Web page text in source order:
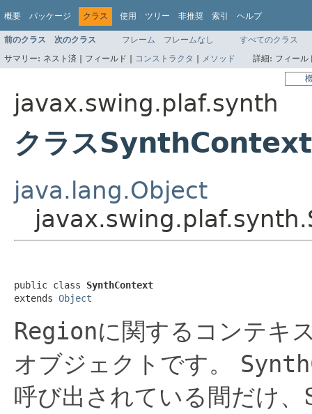
概要 パッケージ クラス 使用 ツリー 非推奨 索引 ヘルプ
前のクラス 次のクラス フレーム フレームなし
すべてのクラス
サマリー: ネスト済 | フィールド | コンストラクタ | メソッド 詳細: フィー
javax.swing.plaf.synth
クラスSynthContext
java.lang.Object
public class SynthContext
extends Object
Regionに関するコンテキ
オブジェクトです。
呼び出されている間だけ